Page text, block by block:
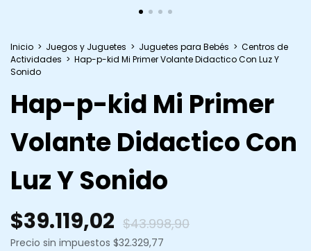
Inicio > Juegos y Juguetes > Juguetes para Bebés > Centros de
Actividades > Hap-p-kid Mi Primer Volante Didactico Con Luz Y
Sonido
Hap-p-kid Mi Primer
Volante Didactico Con
Luz Y Sonido
$39.119,02 $43.998,90
Precio sin impuestos $32.329,77